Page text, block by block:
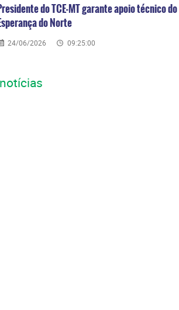
do TCE-MT garante apoio técnico do
do Norte
24/06/2026 09:25:00